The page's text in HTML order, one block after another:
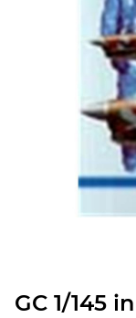
GC 1/145